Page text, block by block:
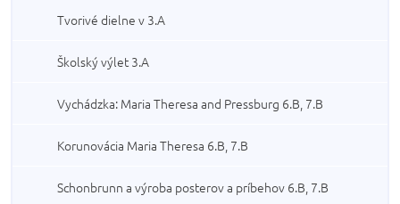
Tvorivé dielne v 3.A
Školský výlet 3.A
Vychádzka: Maria Theresa and Pressburg 6.B, 7.B
Korunovácia Maria Theresa 6.B, 7.B
Schonbrunn a výroba posterov a príbehov 6.B, 7.B